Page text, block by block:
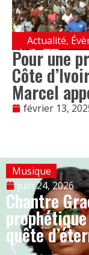
Actualité,
Pour une
Côte
Marcel
février 13,
Musique
juin 24, 2026
Chantre
quête